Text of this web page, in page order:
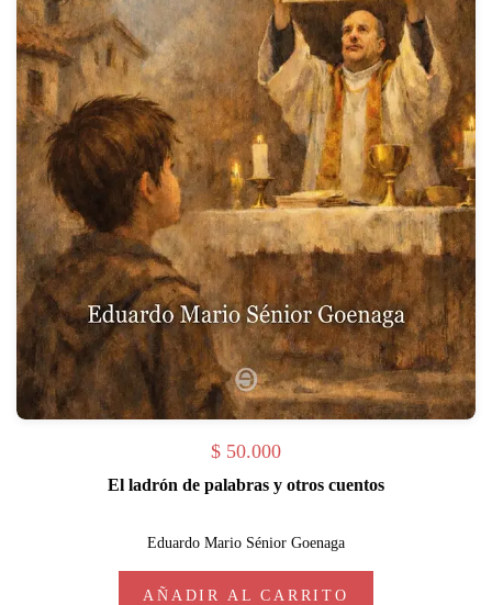
$ 50.000
El ladrón de palabras y otros cuentos
Eduardo Mario Sénior Goenaga
AÑADIR AL CARRITO